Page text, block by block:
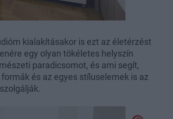
kialakításakor is ezt az életérzést
egy olyan tökéletes helyszín
paradicsomot, és ami segít,
és az egyes stíluselemek is az